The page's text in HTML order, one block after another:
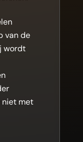
van de
wordt
niet met